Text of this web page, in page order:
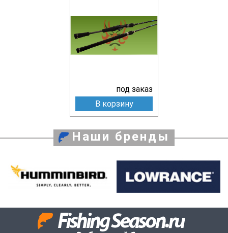
под заказ
В корзину
Наши бренды